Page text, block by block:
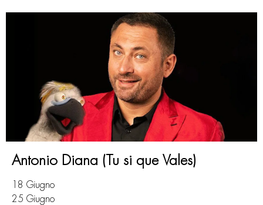
Antonio Diana (Tu si que Vales)
18 Giugno
25 Giugno